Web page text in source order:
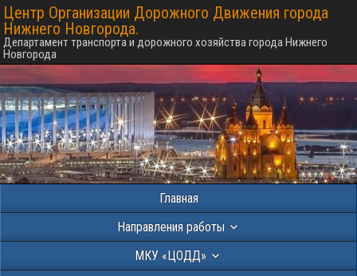
Центр Организации Дорожного Движения города
Нижнего Новгорода.
Департамент транспорта и дорожного хозяйства города Нижнего
Новгорода
Главная
Направления работы
МКУ «ЦОДД»